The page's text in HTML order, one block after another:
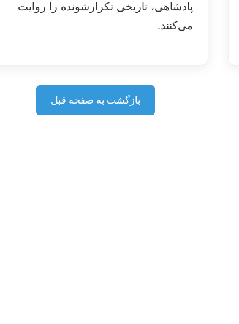
پادشاهی، تاریخی تکرارشونده را روایت
می‌کنند.
بازگشت به صفحه قبل